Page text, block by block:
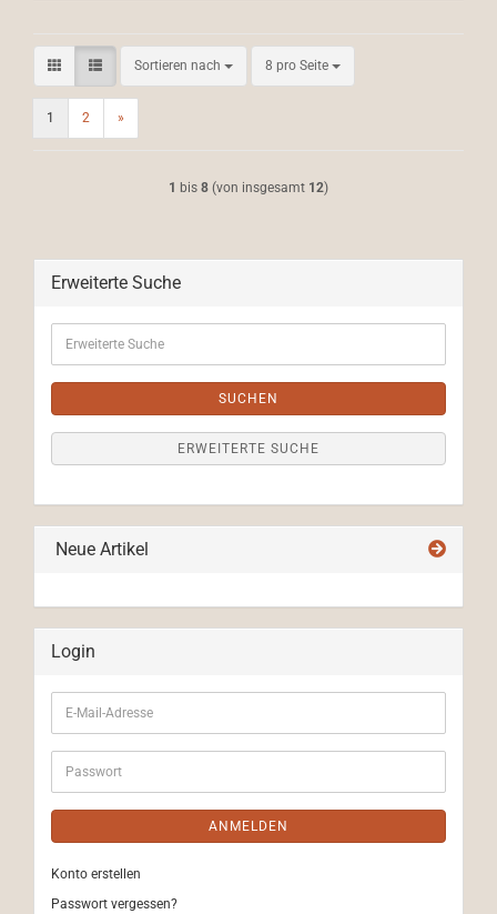
Sortieren nach
Sortieren nach 8 pro Seite
pro Seite
1 2 »
1 bis 8 (von insgesamt 12)
Erweiterte Suche
Suche
SUCHEN
ERWEITERTE SUCHE
Neue Artikel
Login
E-
Mail-
Adresse
Passwort
ANMELDEN
Konto erstellen
Passwort vergessen?